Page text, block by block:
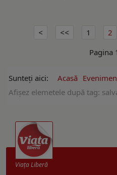
1 2
Pagina
Sunteți aici: Acasă
Afişez elemetele după tag:
Viaţa Liberă